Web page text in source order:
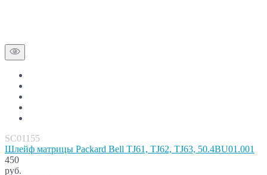
SC01155
Шлейф матрицы Packard Bell TJ61, TJ62, TJ63, 50.4BU01.001
450
руб.